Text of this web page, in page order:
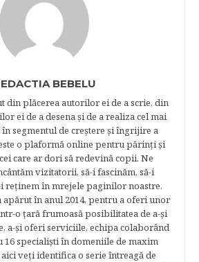
BEBELU
din plăcerea autorilor ei de a scrie, din
ei de a desena şi de a realiza cel mai
segmentul de creştere şi îngrijire a
o plaformă online pentru părinţi şi
care ar dori să redevină copii. Ne
vizitatorii, să-i fascinăm, să-i
reţinem în mrejele paginilor noastre.​
în anul 2014, pentru a oferi unor
o ţară frumoasă posibilitatea de a-şi
a-şi oferi serviciile, echipa colaborând
16 specialişti în domeniile de maxim
veţi identifica o serie întreagă de